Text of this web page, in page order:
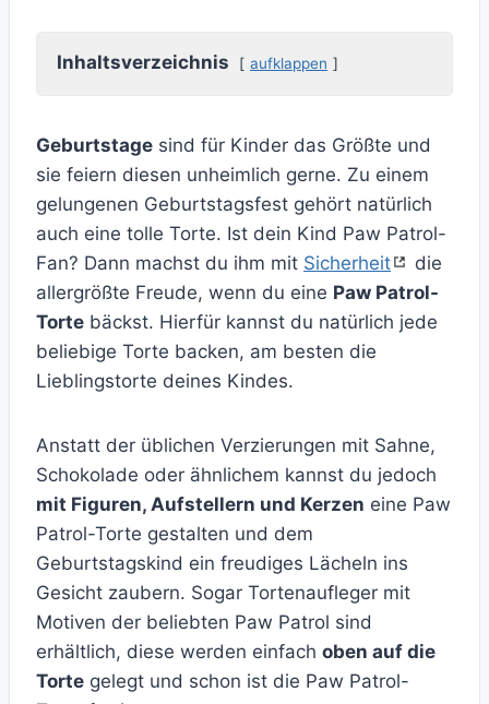
Inhaltsverzeichnis aufklappen
Geburtstage sind für Kinder das Größte und
sie feiern diesen unheimlich gerne. Zu einem
gelungenen Geburtstagsfest gehört natürlich
auch eine tolle Torte. Ist dein Kind Paw Patrol-
Fan? Dann machst du ihm mit Sicherheit
die
allergrößte Freude, wenn du eine Paw Patrol-
Torte bäckst. Hierfür kannst du natürlich jede
beliebige Torte backen, am besten die
Lieblingstorte deines Kindes.
Anstatt der üblichen Verzierungen mit Sahne,
Schokolade oder ähnlichem kannst du jedoch
mit Figuren, Aufstellern und Kerzen eine Paw
Patrol-Torte gestalten und dem
Geburtstagskind ein freudiges Lächeln ins
Gesicht zaubern. Sogar Tortenaufleger mit
Motiven der beliebten Paw Patrol sind
erhältlich, diese werden einfach oben auf die
Torte gelegt und schon ist die Paw Patrol-